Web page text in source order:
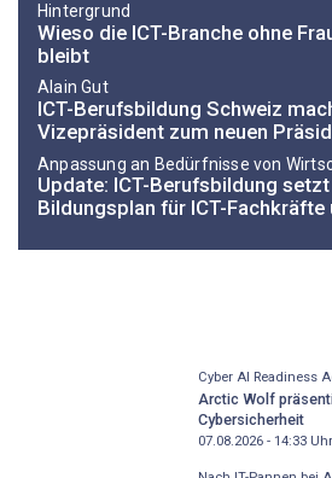
Hintergrund
Wieso die ICT-Branche ohne
bleibt
Alain Gut
ICT-Berufsbildung Schweiz
Vizepräsident zum neuen
Anpassung an Bedürfnisse von
Update: ICT-Berufsbildung
Bildungsplan für ICT-Fachkräfte
Cyber AI Readiness
Arctic Wolf
Cybersicherheit
07.08.2026 - 14:33Uhr